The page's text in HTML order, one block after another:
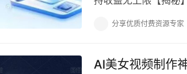
分享优质付费资源专家
AI美女视频制作